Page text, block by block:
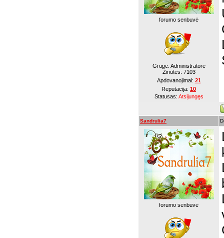
forumo senbuvė
Grupė: Administratorė
Žinutės: 7103
Apdovanojimai: 21
Reputacija: 10
Statusas: Atsijungęs
Sandrulia7
forumo senbuvė